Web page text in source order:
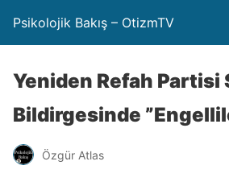
Psikolojik Bakış – OtizmTV
Yeniden Refah Partisi
Bildirgesinde
Özgür Atlas